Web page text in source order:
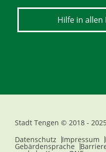
Hilfe in allen
Stadt Tengen © 2018 -
Datenschutz
Impressum
Gebärdensprache